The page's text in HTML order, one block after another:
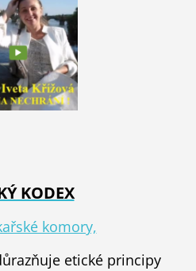
KODEX
komory,
etické principy